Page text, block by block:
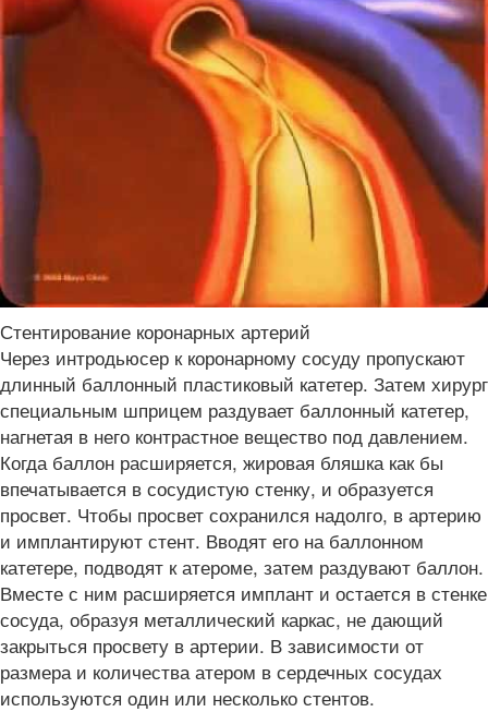
Стентирование коронарных артерий
Через интродьюсер к коронарному сосуду пропускают
длинный баллонный пластиковый катетер. Затем хирург
специальным шприцем раздувает баллонный катетер,
нагнетая в него контрастное вещество под давлением.
Когда баллон расширяется, жировая бляшка как бы
впечатывается в сосудистую стенку, и образуется
просвет. Чтобы просвет сохранился надолго, в артерию
и имплантируют стент. Вводят его на баллонном
катетере, подводят к атероме, затем раздувают баллон.
Вместе с ним расширяется имплант и остается в стенке
сосуда, образуя металлический каркас, не дающий
закрыться просвету в артерии. В зависимости от
размера и количества атером в сердечных сосудах
используются один или несколько стентов.